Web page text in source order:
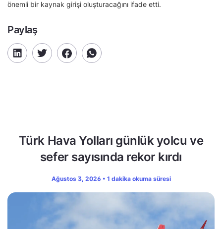
önemli bir kaynak girişi oluşturacağını ifade etti.
Paylaş
Türk Hava Yolları günlük yolcu ve
sefer sayısında rekor kırdı
Ağustos 3, 2026 • 1 dakika okuma süresi